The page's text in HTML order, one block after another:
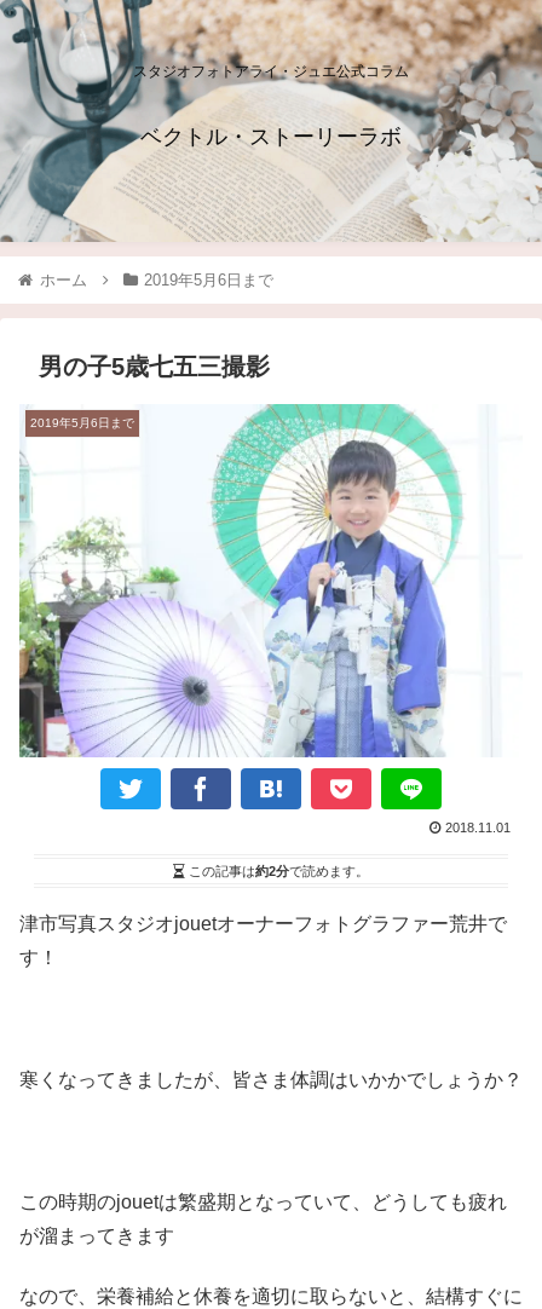
スタジオフォトアライ・ジュエ公式コラム
ベクトル・ストーリーラボ
ホーム 2019年5月6日まで
男の子5歳七五三撮影
2019年5月6日まで
2018.11.01
この記事は約2分で読めます。
津市写真スタジオjouetオーナーフォトグラファー荒井で
す！
寒くなってきましたが、皆さま体調はいかかでしょうか？
この時期のjouetは繁盛期となっていて、どうしても疲れ
が溜まってきます
なので、栄養補給と休養を適切に取らないと、結構すぐに